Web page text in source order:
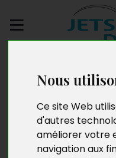
Nous
Ce site Web
d'autres
améliorer votre
navigation aux
Gabriel